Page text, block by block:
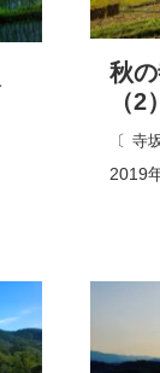
2019
寺
秋
（2）